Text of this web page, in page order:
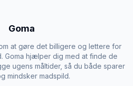
Goma
at gøre det billigere og lettere for
Goma hjælper dig med at finde de
ugens måltider, så du både sparer
mindsker madspild.